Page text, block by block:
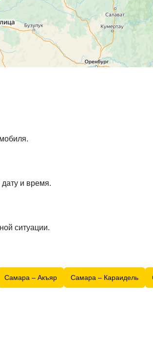
и время.
ситуации.
Самара – Акъяр Самара – Караидель